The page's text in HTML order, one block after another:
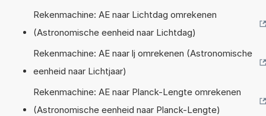
Rekenmachine: AE naar Lichtdag omrekenen
(Astronomische eenheid naar Lichtdag)
Rekenmachine: AE naar lj omrekenen (Astronomische
eenheid naar Lichtjaar)
Rekenmachine: AE naar Planck-Lengte omrekenen
(Astronomische eenheid naar Planck-Lengte)